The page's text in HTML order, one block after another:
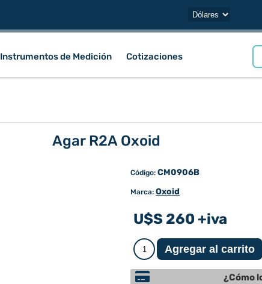
Instrumentos de Medición Cotizaciones
Agar R2A Oxoid
Código: CM0906B
Marca: Oxoid
U$S 260 +iva
¿Cómo